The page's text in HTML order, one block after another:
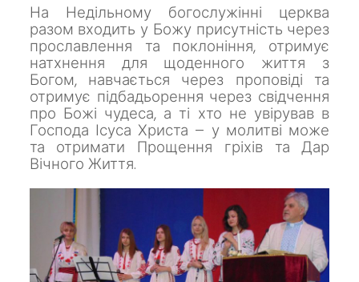
На Недільному богослужінні церква
разом входить у Божу присутність через
прославлення та поклоніння, отримує
натхнення для щоденного життя з
Богом, навчається через проповіді та
отримує підбадьорення через свідчення
про Божі чудеса, а ті хто не увірував в
Господа Ісуса Христа – у молитві може
та отримати Прощення гріхів та Дар
Вічного Життя.